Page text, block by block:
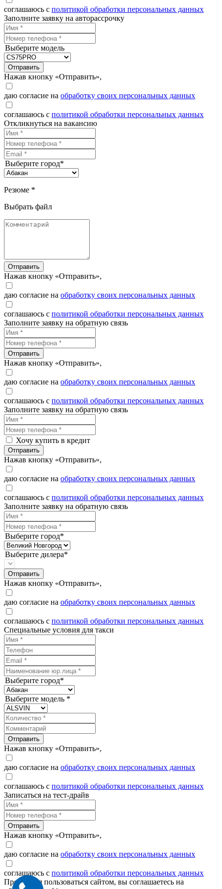
соглашаюсь с политикой обработки персональных данных
Заполните заявку на авторассрочку
Выберите модель
Отправить
Нажав кнопку «Отправить»,
даю согласие на обработку своих персональных данных
соглашаюсь с политикой обработки персональных данных
Откликнуться на вакансию
Выберите город*
Резюме *
Выбрать файл
Отправить
Нажав кнопку «Отправить»,
даю согласие на обработку своих персональных данных
соглашаюсь с политикой обработки персональных данных
Заполните заявку на обратную связь
Отправить
Нажав кнопку «Отправить»,
даю согласие на обработку своих персональных данных
соглашаюсь с политикой обработки персональных данных
Заполните заявку на обратную связь
Хочу купить в кредит
Отправить
Нажав кнопку «Отправить»,
даю согласие на обработку своих персональных данных
соглашаюсь с политикой обработки персональных данных
Заполните заявку на обратную связь
Выберите город*
Выберите дилера*
Отправить
Нажав кнопку «Отправить»,
даю согласие на обработку своих персональных данных
соглашаюсь с политикой обработки персональных данных
Специальные условия для такси
Выберите город*
Выберите модель *
Отправить
Нажав кнопку «Отправить»,
даю согласие на обработку своих персональных данных
соглашаюсь с политикой обработки персональных данных
Записаться на тест-драйв
Отправить
Нажав кнопку «Отправить»,
даю согласие на обработку своих персональных данных
соглашаюсь с политикой обработки персональных данных
Продолжая пользоваться сайтом, вы соглашаетесь на